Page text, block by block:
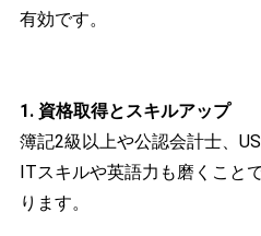
有効です。
1. 資格取得とスキルアップ
簿記2級以上や公認会計士、
ITスキルや英語力も磨くこと
ります。